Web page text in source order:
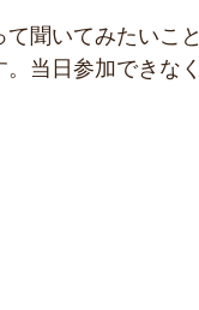
聞いてみたいこと
当日参加できなく